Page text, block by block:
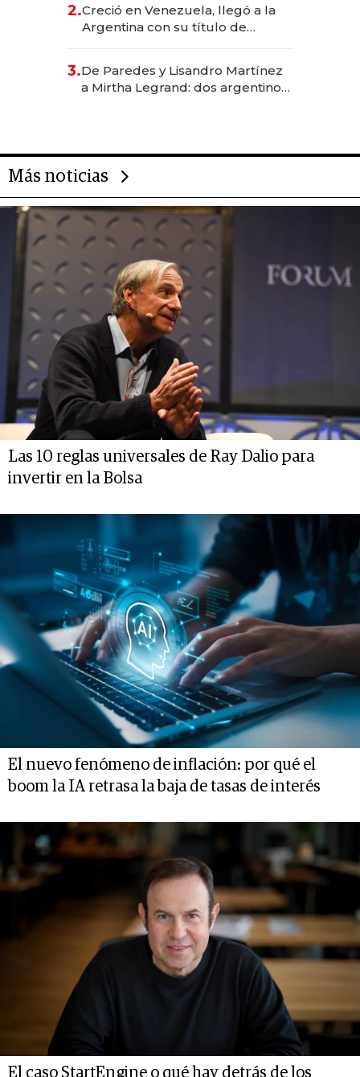
2.Creció en Venezuela, llegó a la
Argentina con su título de
las marcas "fast premium"
3.De Paredes y Lisandro Martínez
a Mirtha Legrand: dos argentinos
Más noticias
Las 10 reglas universales de Ray Dalio para
invertir en la Bolsa
El nuevo fenómeno de inflación: por qué el
boom la IA retrasa la baja de tasas de interés
El caso StartEngine o qué hay detrás de los